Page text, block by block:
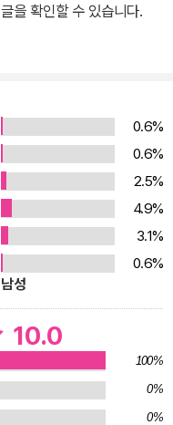
. 가령, 첫 장면은 두 사람
다는 사실을, 어떤 이는 서
릴 수도 있을 것입니다. 또
두 개에 시선을 둘지도 모
을 보며 생각에 잠길 수도
여백을 두고 있습니다. 독
미를 탐구하도록 이끕니
께 만들어 가는 그림책입니
지면 어떨까요?
을 확인할 수 있습니다.
0.6%
0.6%
2.5%
4.9%
3.1%
0.6%
남성
10.0
100%
0%
0%